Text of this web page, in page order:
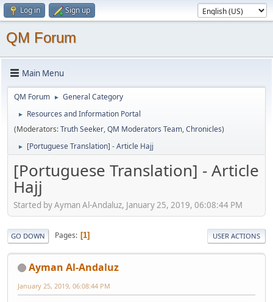
Log in Sign up
QM Forum
Main Menu
QM Forum ► General Category
►
Resources and Information Portal
(Moderators:Truth Seeker,QM Moderators Team,Chronicles)
► [Portuguese Translation] - Article Hajj
[Portuguese Translation] - Article
Hajj
Started by Ayman Al-Andaluz, January 25, 2019, 06:08:44 PM
GO DOWN Pages 1 USER ACTIONS
Ayman Al-Andaluz
January 25, 2019, 06:08:44 PM